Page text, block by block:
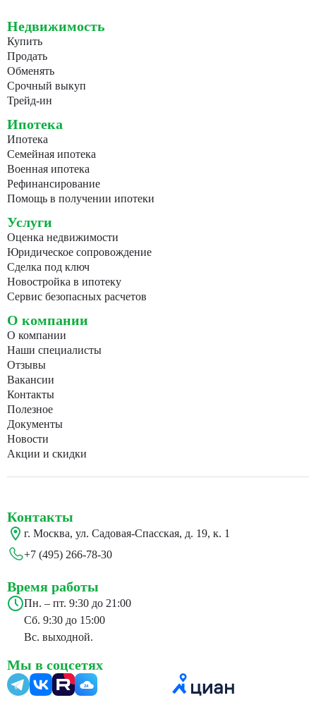
Недвижимость
Купить
Продать
Обменять
Срочный выкуп
Трейд-ин
Ипотека
Ипотека
Семейная ипотека
Военная ипотека
Рефинансирование
Помощь в получении ипотеки
Услуги
Оценка недвижимости
Юридическое сопровождение
Сделка под ключ
Новостройка в ипотеку
Сервис безопасных расчетов
О компании
О компании
Наши специалисты
Отзывы
Вакансии
Контакты
Полезное
Документы
Новости
Акции и скидки
Контакты
г. Москва, ул. Садовая-Спасская, д. 19, к. 1
+7 (495) 266-78-30
Время работы
Пн. – пт. 9:30 до 21:00
Сб. 9:30 до 15:00
Вс. выходной.
Мы в соцсетях
24